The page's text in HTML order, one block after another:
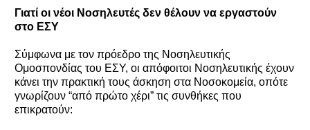
Γιατί οι νέοι Νοσηλευτές δεν θέλουν να εργαστούν
στο ΕΣΥ
Σύμφωνα με τον πρόεδρο της Νοσηλευτικής
Ομοσπονδίας του ΕΣΥ, οι απόφοιτοι Νοσηλευτικής έχουν
κάνει την πρακτική τους άσκηση στα Νοσοκομεία, οπότε
γνωρίζουν “από πρώτο χέρι” τις συνθήκες που
επικρατούν: